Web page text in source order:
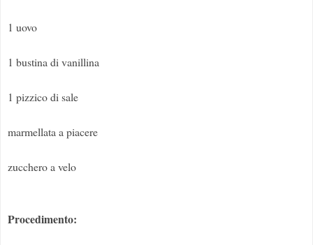
1 uovo
1 bustina di vanillina
1 pizzico di sale
marmellata a piacere
zucchero a velo
Procedimento: